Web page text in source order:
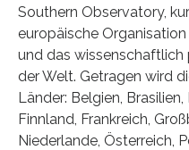
Southern Observatory,
europäische
und das
der Welt. Getragen wird
Länder: Belgien,
Finnland, Frankreich,
Niederlande, Österreich,